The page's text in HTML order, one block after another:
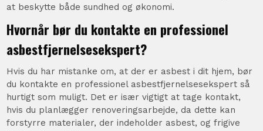
at beskytte både sundhed og økonomi.
Hvornår bør du kontakte en professionel
asbestfjernelsesekspert?
Hvis du har mistanke om, at der er asbest i dit hjem, bør
du kontakte en professionel asbestfjernelsesekspert så
hurtigt som muligt. Det er især vigtigt at tage kontakt,
hvis du planlægger renoveringsarbejde, da dette kan
forstyrre materialer, der indeholder asbest, og frigive